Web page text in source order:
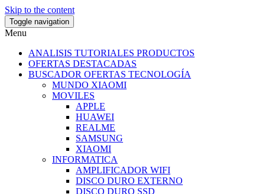
Skip to the content
Toggle navigation
Menu
ANALISIS TUTORIALES PRODUCTOS
OFERTAS DESTACADAS
BUSCADOR OFERTAS TECNOLOGÍA
MUNDO XIAOMI
MOVILES
APPLE
HUAWEI
REALME
SAMSUNG
XIAOMI
INFORMATICA
AMPLIFICADOR WIFI
DISCO DURO EXTERNO
DISCO DURO SSD